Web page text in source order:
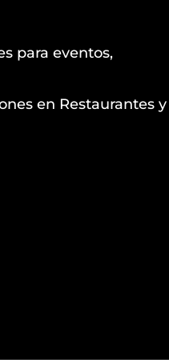
para eventos,
en Restaurantes y